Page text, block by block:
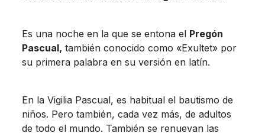
Es una noche en la que se entona el Pregón
Pascual, también conocido como «Exultet» por
su primera palabra en su versión en latín.
En la Vigilia Pascual, es habitual el bautismo de
niños. Pero también, cada vez más, de adultos
de todo el mundo. También se renuevan las